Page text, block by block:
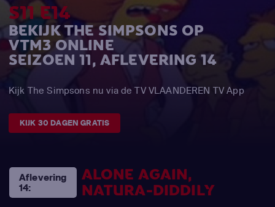
S11 E14
BEKIJK THE SIMPSONS OP
VTM3 ONLINE
SEIZOEN 11, AFLEVERING 14
Kijk The Simpsons nu via de TV VLAANDEREN TV App
KIJK 30 DAGEN GRATIS
Aflevering
14:
ALONE AGAIN,
NATURA-DIDDILY